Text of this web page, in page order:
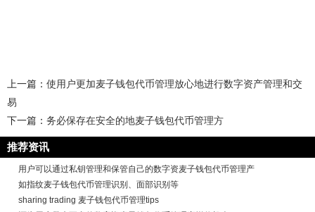
上一篇： 使用户更加麦子钱包代币管理放心地进行数字资产管理和交
易
下一篇： 务必保存在安全的地麦子钱包代币管理方
推荐资讯
用户可以通过私钥管理和保管自己的数字资麦子钱包代币管理产
如指纹麦子钱包代币管理识别、面部识别等
sharing trading 麦子钱包代币管理tips